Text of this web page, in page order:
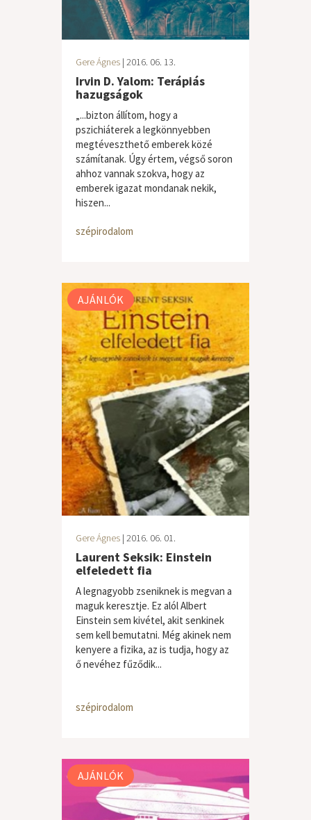
Gere Ágnes | 2016. 06. 13.
Irvin D. Yalom: Terápiás
hazugságok
„...bizton állítom, hogy a
pszichiáterek a legkönnyebben
megtéveszthető emberek közé
számítanak. Úgy értem, végső soron
ahhoz vannak szokva, hogy az
emberek igazat mondanak nekik,
hiszen...
szépirodalom
AJÁNLÓK
Gere Ágnes | 2016. 06. 01.
Laurent Seksik: Einstein
elfeledett fia
A legnagyobb zseniknek is megvan a
maguk keresztje. Ez alól Albert
Einstein sem kivétel, akit senkinek
sem kell bemutatni. Még akinek nem
kenyere a fizika, az is tudja, hogy az
ő nevéhez fűződik...
szépirodalom
AJÁNLÓK